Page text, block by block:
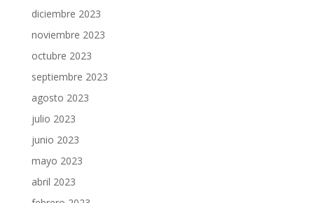
diciembre 2023
noviembre 2023
octubre 2023
septiembre 2023
agosto 2023
julio 2023
junio 2023
mayo 2023
abril 2023